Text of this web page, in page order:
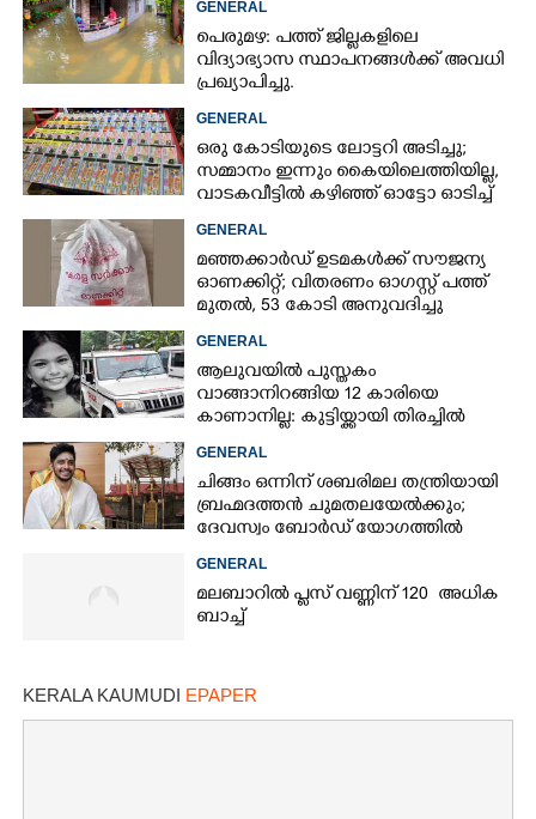
GENERAL
പെരുമഴ: പത്ത് ജില്ലകളിലെ
വിദ്യാഭ്യാസ സ്ഥാപനങ്ങൾക്ക് അവധി
പ്രഖ്യാപിച്ചു.
GENERAL
ഒരു കോടിയുടെ ലോട്ടറി അടിച്ചു;
സമ്മാനം ഇന്നും കൈയിലെത്തിയില്ല,
വാടകവീട്ടിൽ കഴിഞ്ഞ് ഓട്ടോ ഓടിച്ച്
GENERAL
മഞ്ഞക്കാർഡ് ഉടമകൾക്ക് സൗജന്യ
ഓണക്കിറ്റ്; വിതരണം ഓഗസ്റ്റ് പത്ത്
മുതൽ, 53 കോടി അനുവദിച്ചു
GENERAL
ആലുവയിൽ പുസ്തകം
വാങ്ങാനിറങ്ങിയ 12 കാരിയെ
കാണാനില്ല: കുട്ടിയ്ക്കായി തിരച്ചിൽ
GENERAL
ചിങ്ങം ഒന്നിന് ശബരിമല തന്ത്രിയായി
ബ്രഹ്മദത്തൻ ചുമതലയേൽക്കും;
ദേവസ്വം ബോർഡ് യോഗത്തിൽ
GENERAL
മലബാറിൽ പ്ലസ് വണ്ണിന് 120 അധിക
ബാച്ച്
KERALA KAUMUDI EPAPER